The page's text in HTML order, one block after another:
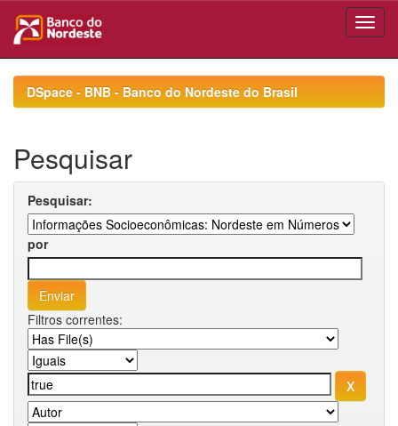
navigationDSpace - BNB - Banco do Nordeste do Brasil
Pesquisar
Pesquisar:
por
Filtros correntes: